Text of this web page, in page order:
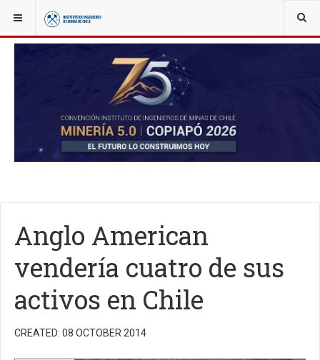
YOU ARE HERE: NOTICIAS
Anglo American
vendería cuatro de sus
activos en Chile
CREATED: 08 OCTOBER 2014